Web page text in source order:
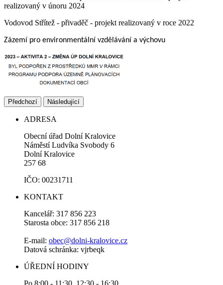
realizovaný v únoru 2024
Vodovod Střítež - přivaděč - projekt realizovaný v roce 2022
Zázemí pro environmentální vzdělávání a výchovu
Předchozí Následující
ADRESA
Obecní úřad Dolní Kralovice
Náměstí Ludvíka Svobody 6
Dolní Kralovice
257 68
IČO: 00231711
KONTAKT
Kancelář: 317 856 223
Starosta obce: 317 856 218
E-mail: obec@dolni-kralovice.cz
Datová schránka: vjrbeqk
ÚŘEDNÍ HODINY
Po 8:00 - 11:30, 12:30 - 16:30